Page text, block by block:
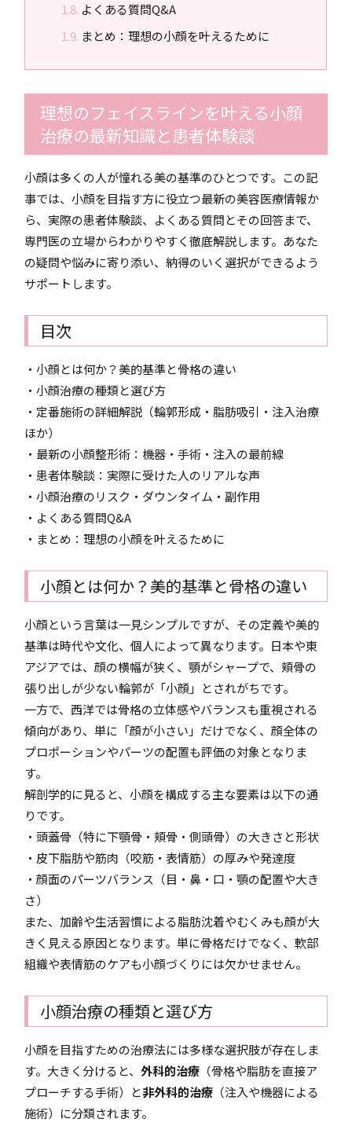
よくある質問Q&A
まとめ：理想の小顔を叶えるために
理想のフェイスラインを叶える小顔
治療の最新知識と患者体験談
小顔は多くの人が憧れる美の基準のひとつです。この記
事では、小顔を目指す方に役立つ最新の美容医療情報か
ら、実際の患者体験談、よくある質問とその回答まで、
専門医の立場からわかりやすく徹底解説します。あなた
の疑問や悩みに寄り添い、納得のいく選択ができるよう
サポートします。
目次
・小顔とは何か？美的基準と骨格の違い
・小顔治療の種類と選び方
・定番施術の詳細解説（輪郭形成・脂肪吸引・注入治療
ほか）
・最新の小顔整形術：機器・手術・注入の最前線
・患者体験談：実際に受けた人のリアルな声
・小顔治療のリスク・ダウンタイム・副作用
・よくある質問Q&A
・まとめ：理想の小顔を叶えるために
小顔とは何か？美的基準と骨格の違い
小顔という言葉は一見シンプルですが、その定義や美的
基準は時代や文化、個人によって異なります。日本や東
アジアでは、顔の横幅が狭く、顎がシャープで、頬骨の
張り出しが少ない輪郭が「小顔」とされがちです。
一方で、西洋では骨格の立体感やバランスも重視される
傾向があり、単に「顔が小さい」だけでなく、顔全体の
プロポーションやパーツの配置も評価の対象となりま
す。
解剖学的に見ると、小顔を構成する主な要素は以下の通
りです。
・頭蓋骨（特に下顎骨・頬骨・側頭骨）の大きさと形状
・皮下脂肪や筋肉（咬筋・表情筋）の厚みや発達度
・顔面のパーツバランス（目・鼻・口・顎の配置や大き
さ）
また、加齢や生活習慣による脂肪沈着やむくみも顔が大
きく見える原因となります。単に骨格だけでなく、軟部
組織や表情筋のケアも小顔づくりには欠かせません。
小顔治療の種類と選び方
小顔を目指すための治療法には多様な選択肢が存在しま
す。大きく分けると、外科的治療 （骨格や脂肪を直接ア
プローチする手術）と非外科的治療 （注入や機器による
施術）に分類されます。